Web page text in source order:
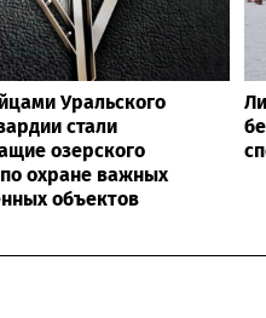
Уральского
стали
озерского
охране важных
объектов